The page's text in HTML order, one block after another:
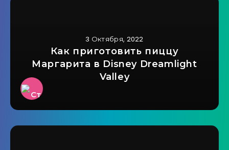
3 Октября, 2022
Как приготовить пиццу
Маргарита в Disney Dreamlight
Valley